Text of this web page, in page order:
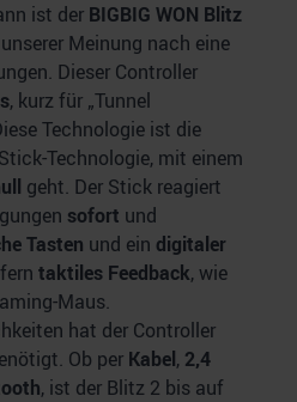
ist der BIGBIG WON Blitz
unserer Meinung nach eine
Dieser Controller
, kurz für „Tunnel
Technologie ist die
Technologie, mit einem
geht. Der Stick reagiert
sofort und
Tasten und ein digitaler
taktiles Feedback, wie
Maus.
hat der Controller
Ob per Kabel, 2,4
, ist der Blitz 2 bis auf